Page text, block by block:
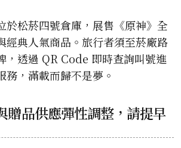
於松菸四號倉庫，展售《原神》全
經典人氣商品。旅行者須至菸廠路
，透過 QR Code 即時查詢叫號進
務，滿載而歸不是夢。
贈品供應彈性調整，請提早